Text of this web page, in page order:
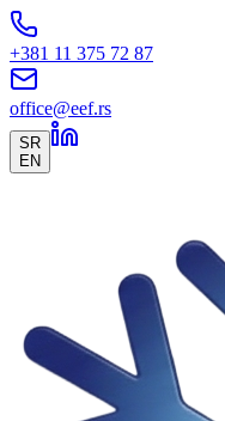
+381 11 375 72 87
office@eef.rs
SR
EN